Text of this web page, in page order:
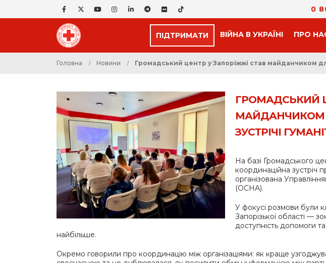
0
ПІДТРИМАТИ ВІЙНА В УКРАЇНІ ПРО
Головна Новини Громадський центр у Запоріжжі став майданчиком
ГРОМАДСЬКИЙ
МАЙДАНЧИКОМ
ЗУСТРІЧІ
На базі Громадського
координаційна зустріч
організована
(OCHA).
У фокусі розмови були
Запорізької області —
доступність допомоги
найбільше.
Окремо говорили про координацію між організаціями: як краще